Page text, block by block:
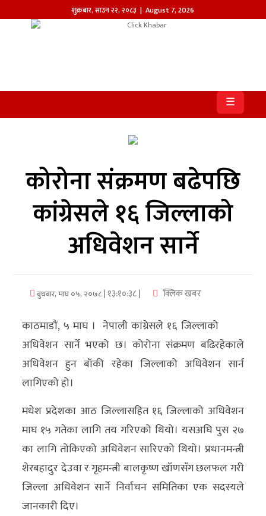
शुक्रबार,साउन२२,२०८३ | August 7, 2026
पत्रिका
सम्पादकीय
अर्थ/
मनाेरञ्जन
विज्ञान
प्रविधि
अन्तरर्वार्ता
विचार/
ब्लग
खेलकुद
☰
कोरोना संक्रमण बढेपछि
कांग्रेसले १६ जिल्लाको
अधिवेशन सार्ने
बुधबार, माघ ०५, २०७८| १३:१०:३८ | क्लिक खबर
काठमाडौं, ५ माघ । नेपाली कांग्रेसले १६ जिल्लाको
अधिवेशन सार्ने भएको छ। कोरोना संक्रमण बढिरहेकाले
अधिवेशन हुन बाँकी रहेका जिल्लाको अधिवेशन सार्न
लागिएको हो।
मधेश प्रदेशका आठ जिल्लासहित १६ जिल्लाको अधिवेशन
माघ १५ गतेका लागि तय गरिएको थियो। यसअघि पुस २७
का लागि तोकिएको अधिवेशन सारिएको थियो। प्रधानमन्त्री
शेरबहादुर देउवा र गृहमन्त्री बालकृष्ण खाँणसँग छलफल गरी
जिल्ला अधिवेशन सार्ने निर्वाचन समितिका एक सदस्यले
जानकारी दिए।